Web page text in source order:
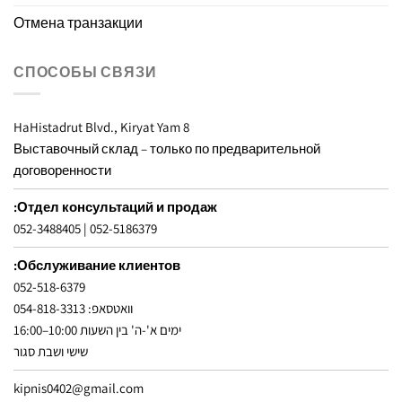
Отмена транзакции
СПОСОБЫ СВЯЗИ
8 HaHistadrut Blvd., Kiryat Yam
Выставочный склад – только по предварительной
договоренности
Отдел консультаций и продаж:
052-5186379
|
052-3488405
Обслуживание клиентов:
052-518-6379
וואטסאפ: 054-818-3313
ימים א'-ה' בין השעות 10:00–16:00
שישי ושבת סגור
kipnis0402@gmail.com